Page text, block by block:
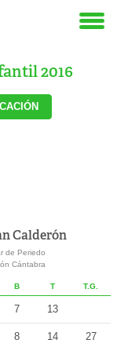
2016
Calderón
de Periedo
Cántabra
B T T.G.
7 13
8 14 27